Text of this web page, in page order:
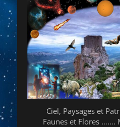
Ciel, Paysages et
Faunes et Flores …….